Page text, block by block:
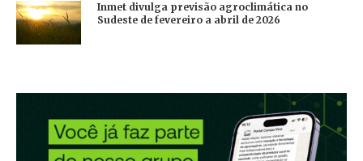
Inmet divulga previsão agroclimática no
Sudeste de fevereiro a abril de 2026